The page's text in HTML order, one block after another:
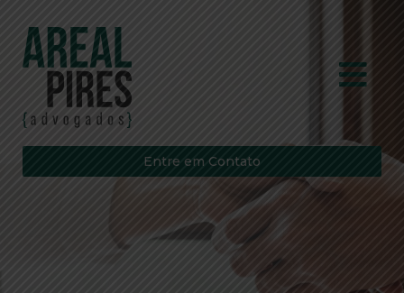
Entre em Contato